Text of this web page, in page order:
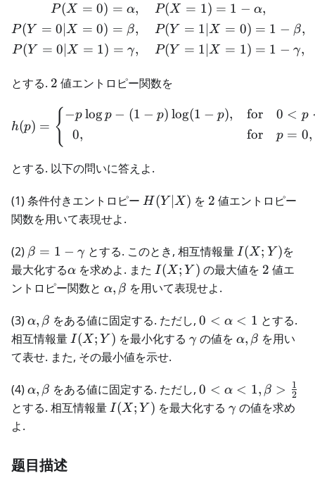
\begin{aligned} P(X =
P(X = 0) = α
P(Y = 0∣ X = 0) = β
P(Y = 0∣ X = 1) = γ
, P(X = 1) = 1 − α,
,
P(Y = 1∣X = 0) = 1 − β,
,
P(Y = 1∣X = 1) = 1 − γ,
とする. 2
2 値エントロピー関数を
h(p) = \left \{
h(p) = { −p logp − (1 − p) log(1 − p),
0,
for 0 < p
for
p = 0,
とする. 以下の問いに答えよ.
(1) 条件付きエントロピー H(Y|X)
H (Y ∣ X) を 2
2 値エントロピー
関数を用いて表現せよ.
(2) \beta =
1 -
\gamma
β = 1 − γ とする. このとき, 相互情報量I(X;Y)
I(X; Y )を
最大化する\alpha
α を求めよ. またI(X;Y)
I(X; Y ) の最大値を 2
2 値エ
ントロピー関数と \alpha,\beta
α, β を用いて表現せよ.
(3)\alpha,\beta
α, β をある値に固定する. ただし,0 <
\alpha
0 < α < 1 とする.
相互情報量 I(X;Y)
I(X; Y ) を最小化する \gamma
γ の値を \alpha,\beta
α, β を用い
て表せ. また, その最小値を示せ.
(4)\alpha,\beta
α, β をある値に固定する. ただし,0 <
\alpha
0 < α < 1, β > 2
1
とする. 相互情報量 I(X;Y)
I(X; Y ) を最大化する \gamma
γ の値を求め
よ.
题目描述